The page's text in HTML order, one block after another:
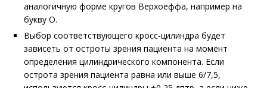
аналогичную форме кругов Верхоеффа, например на
букву O.
Выбор соответствующего кросс-цилиндра будет
зависеть от остроты зрения пациента на момент
определения цилиндрического компонента. Если
острота зрения пациента равна или выше 6/7,5,